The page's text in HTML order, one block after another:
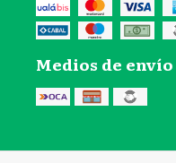
Medios de envío